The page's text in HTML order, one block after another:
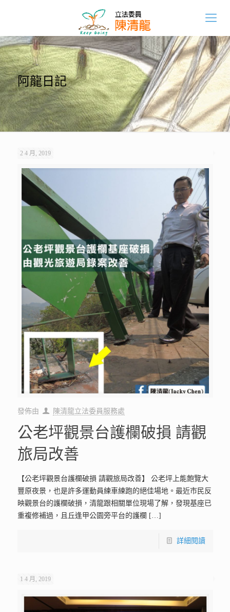
阿龍日記
2 4 月, 2019
發佈由 陳清龍立法委員服務處
公老坪觀景台護欄破損 請觀
旅局改善
【公老坪觀景台護欄破損 請觀旅局改善】 公老坪上能飽覽大
豐原夜景，也是許多運動員練車練跑的絕佳場地。最近市民反
映觀景台的護欄破損，清龍跟相關單位現場了解，發現基座已
重複修補過，且丘逢甲公園旁平台的護欄 […]
詳細閱讀
1 4 月, 2019